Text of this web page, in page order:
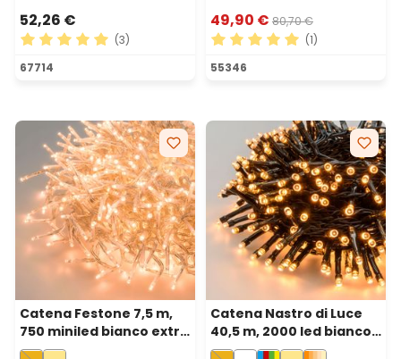
52,26 €
Valutazione media di 5 su 5 stelle
(3)
67714
49,90 € 80,70 €
Valutazione media di 5 su
(1)
55346
Catena Festone 7,5 m,
750 miniled bianco extra
caldo, cavo trasparente
Catena Nastro di Luce
40,5 m, 2000 led bianco
extra caldo, cavo verde